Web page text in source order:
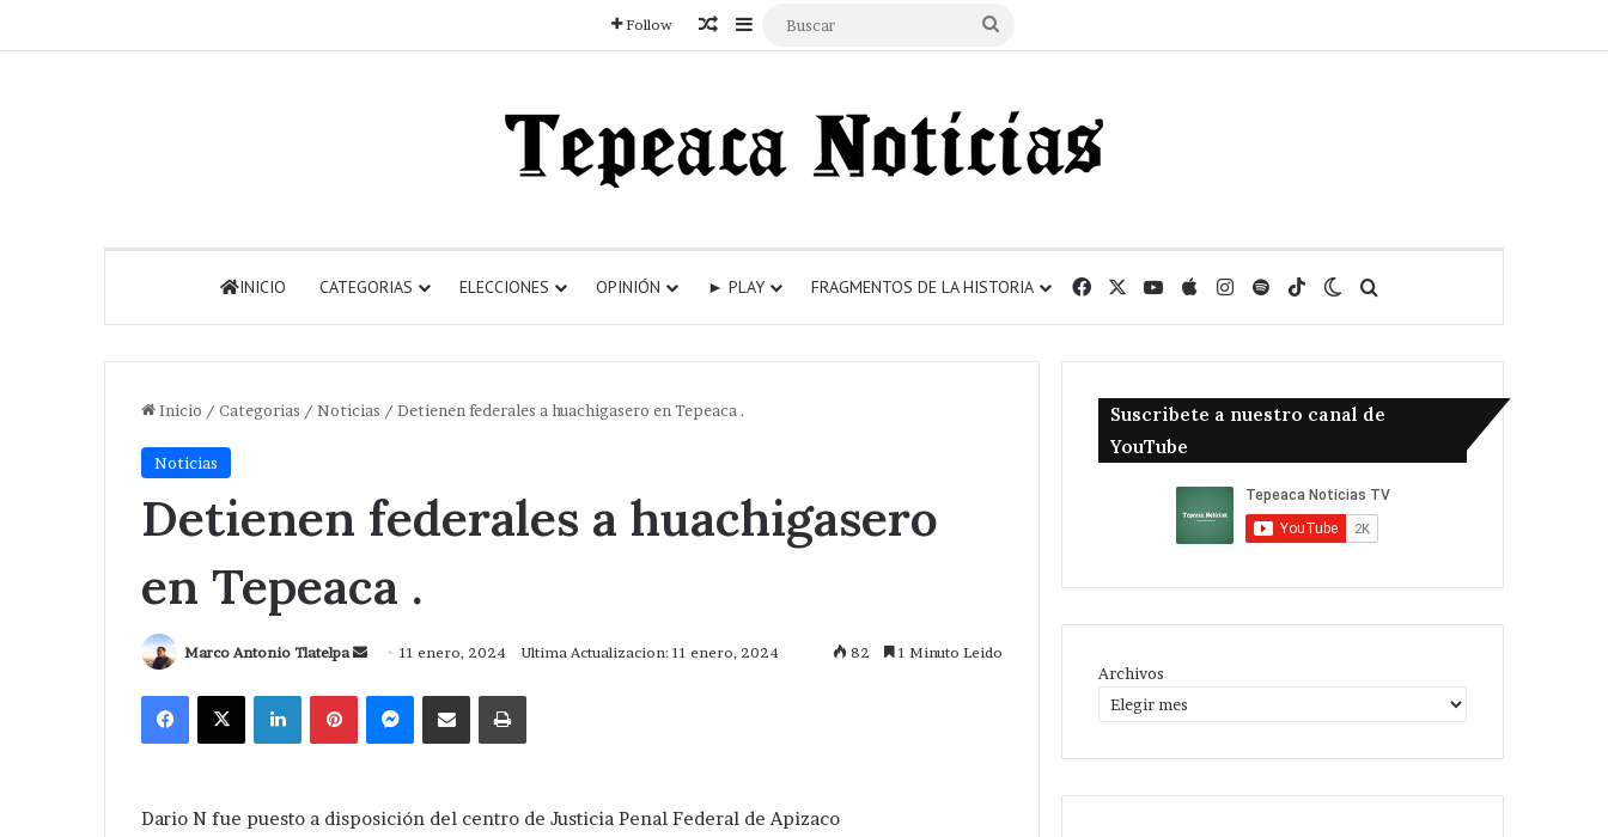
Follow Articulo aleatorio
Sidebar
INICIO CATEGORIAS ELECCIONES OPINIÓN ► PLAY FRAGMENTOS DE LA HISTORIA FacebookYouTube
AppleInstagram
SpotifyTikTokSwitch skin
Inicio / Categorias / Noticias / Detienen federales a huachigasero en Tepeaca .
Noticias
Detienen federales a huachigasero
en Tepeaca .
Marco Antonio Tlatelpa
Send
email
11 enero, 2024 Ultima Actualizacion: 11 enero, 2024 82 1 Minuto Leido
Facebook
X LinkedInPinterestMessengerCompartir via CorreoImprimir
Dario N fue puesto a disposición del centro de Justicia Penal Federal de Apizaco
Suscribete a nuestro canal de
YouTube
Archivos